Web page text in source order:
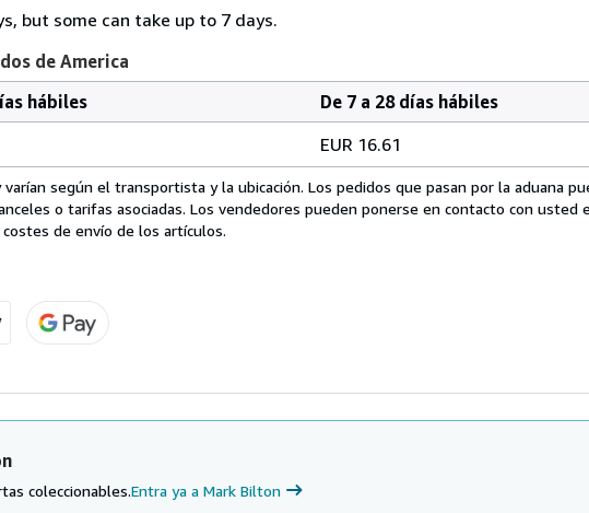
but some can take up to 7 days.
de America
hábiles
De 7 a 28 días hábiles
EUR 16.61
según el transportista y la ubicación. Los pedidos que pasan por la aduana
o tarifas asociadas. Los vendedores pueden ponerse en contacto con usted
de envío de los artículos.
coleccionables.Entra ya a Mark Bilton